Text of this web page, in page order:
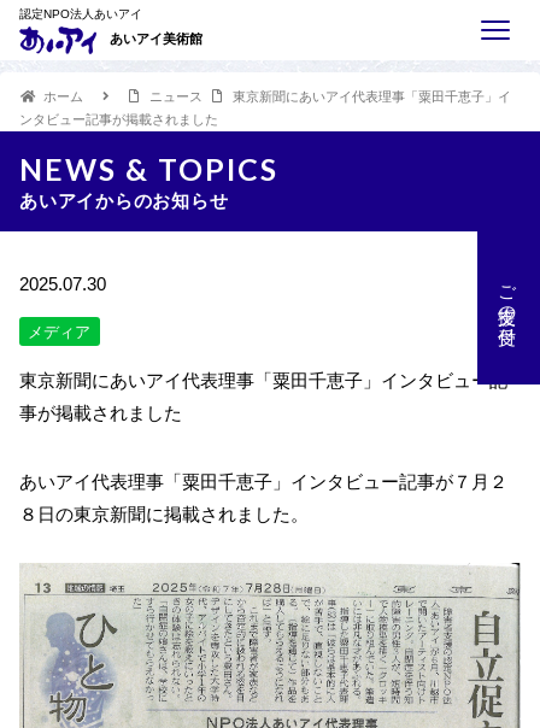
認定NPO法人あいアイ
あいアイ美術館
ホーム ニュース
東京新聞にあいアイ代表理事「粟田千恵子」イ
ンタビュー記事が掲載されました
NEWS & TOPICS
あいアイからのお知らせ
2025.07.30
メディア
東京新聞にあいアイ代表理事「粟田千恵子」インタビュー記
事が掲載されました
あいアイ代表理事「粟田千恵子」インタビュー記事が７月２
８日の東京新聞に掲載されました。
ご支援の受付